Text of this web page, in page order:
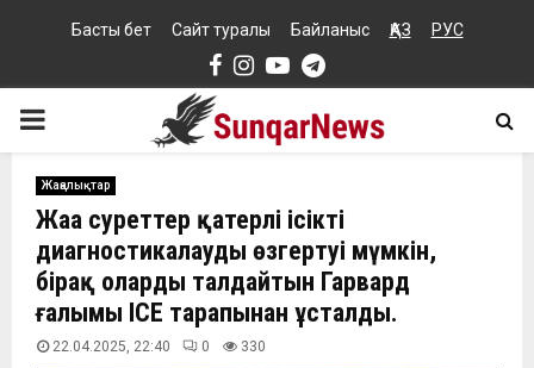
Басты бет Сайт туралы Байланыс ҚАЗ РУС
Facebook
Instagram
YoutubeTelegram
PRIMARY
MENU
Жаңалықтар
Жаңа суреттер қатерлі ісікті
диагностикалауды өзгертуі мүмкін,
бірақ оларды талдайтын Гарвард
ғалымы ICE тарапынан ұсталды.
22.04.2025, 22:40 0 330